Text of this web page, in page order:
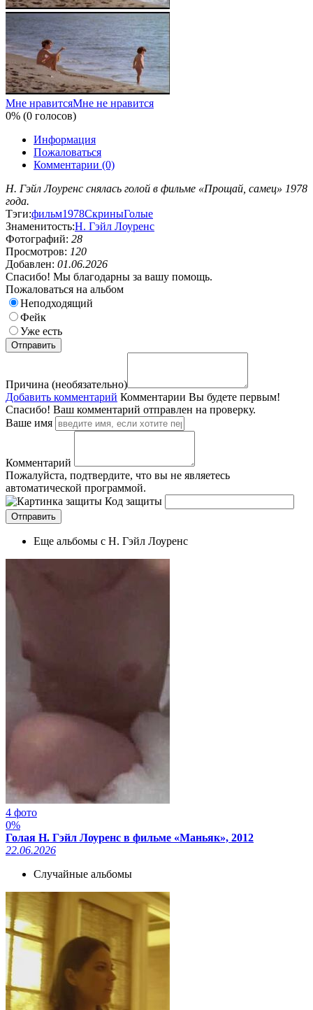
Мне нравитсяМне не нравится
0% (0 голосов)
Информация
Пожаловаться
Комментарии (0)
Н. Гэйл Лоуренс снялась голой в фильме «Прощай, самец» 1978
года.
Тэги:фильм1978СкриныГолые
Знаменитость:Н. Гэйл Лоуренс
Фотографий: 28
Просмотров: 120
Добавлен: 01.06.2026
Спасибо! Мы благодарны за вашу помощь.
Пожаловаться на альбом
Неподходящий
Фейк
Уже есть
Причина (необязательно)
Добавить комментарий Комментарии Вы будете первым!
Спасибо! Ваш комментарий отправлен на проверку.
Ваше имя
Комментарий
Пожалуйста, подтвердите, что вы не являетесь
автоматической программой.
Код защиты
Еще альбомы с Н. Гэйл Лоуренс
4 фото
0%
Голая Н. Гэйл Лоуренс в фильме «Маньяк», 2012
22.06.2026
Случайные альбомы